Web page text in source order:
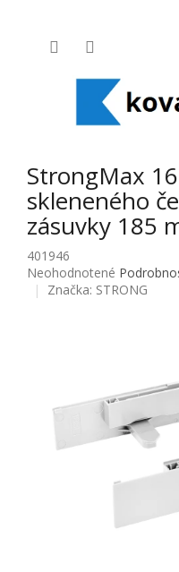
StrongMax
skleneného
zásuvky 185
401946
Priemerné hodnotenie
Neohodnotené
Značka: STRONG